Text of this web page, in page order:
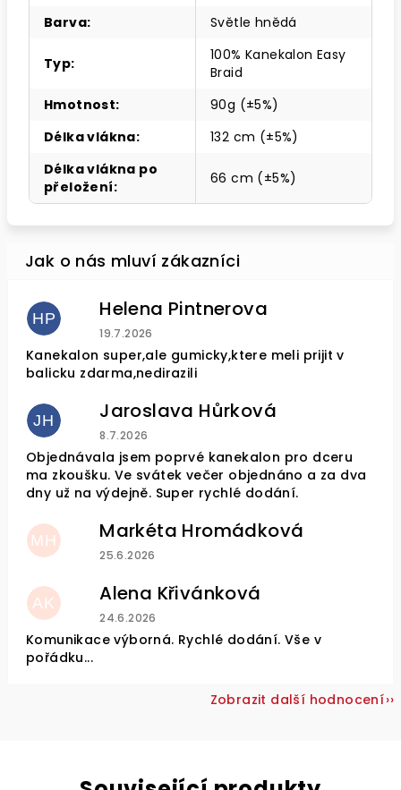
Barva: Světle hnědá
Typ:
100% Kanekalon Easy
Braid
Hmotnost:
90g (±5%)
Délka vlákna:
132 cm (±5%)
Délka vlákna po
přeložení: 66 cm (±5%)
HP Helena Pintnerova
Hodnocení obchodu je 4 z 5 hvězdiček.
19.7.2026
Kanekalon super,ale gumicky,ktere meli prijit v
balicku zdarma,nedirazili
JH Jaroslava Hůrková
Hodnocení obchodu je 5 z 5 hvězdiček.
8.7.2026
Objednávala jsem poprvé kanekalon pro dceru
ma zkoušku. Ve svátek večer objednáno a za dva
dny už na výdejně. Super rychlé dodání.
MH Markéta Hromádková
Hodnocení obchodu je 5 z 5 hvězdiček.
25.6.2026
AK Alena Křivánková
Hodnocení obchodu je 5 z 5 hvězdiček.
24.6.2026
Komunikace výborná. Rychlé dodání. Vše v
pořádku...
Zobrazit další hodnocení